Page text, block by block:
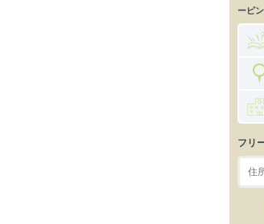
ーピ
フリ